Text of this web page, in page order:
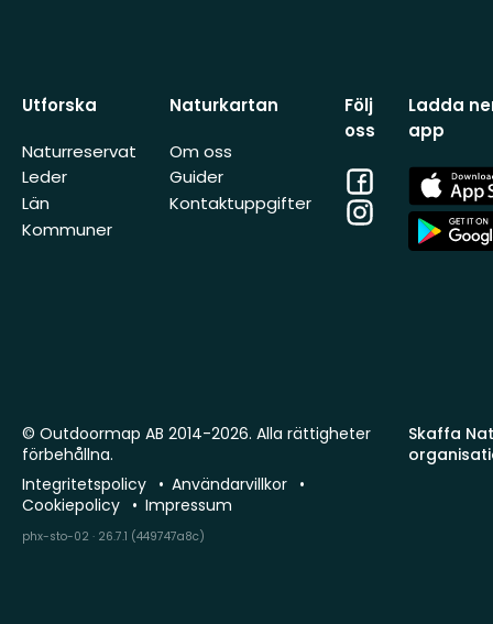
Utforska
Naturreservat
Leder
Län
Kommuner
Naturkartan
Om oss
Guider
Kontaktuppgifter
Följ
oss
Facebook
Instagram
Ladda
app
App
Store
App
Store
Skaffa
© Outdoormap AB 2014-2026. Alla rättigheter
förbehållna.
Integritetspolicy
Användarvillkor
Cookiepolicy
Impressum
phx-sto-02 · 26.7.1 (449747a8c)